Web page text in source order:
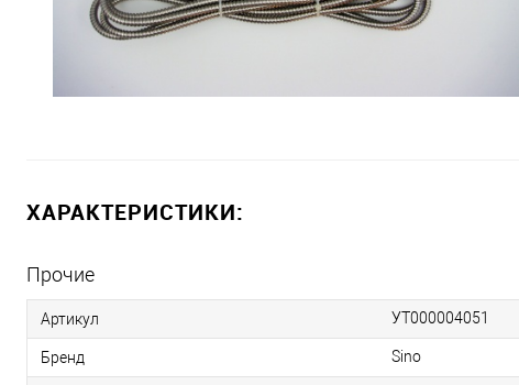
ХАРАКТЕРИСТИКИ:
Прочие
Артикул УТ000004051
Бренд Sino